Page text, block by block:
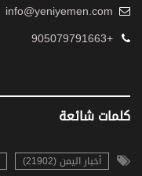
info@yeniyemen.com
+905079791663
كلمات شائعة
أخبار اليمن (21902)